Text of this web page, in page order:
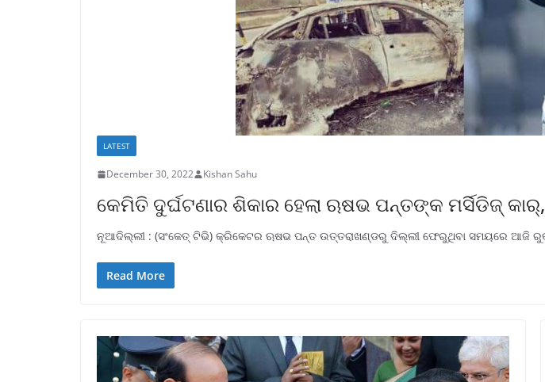
LATEST
December 30, 2022 Kishan Sahu
କେମିତି ଦୁର୍ଘଟଣାର ଶିକାର ହେଲା ଋଷଭ ପନ୍ତଙ୍କ ମର୍ସିଡିଜ୍‌
ନୂଆଦିଲ୍ଲୀ : (ସଂକେତ୍ ଟିଭି) କ୍ରିକେଟର ଋଷଭ ପନ୍ତ ଉତ୍ତରାଖଣ୍ଡରୁ ଦିଲ୍ଲୀ ଫେରୁଥିବା ସମୟରେ ଆଜି
Read More